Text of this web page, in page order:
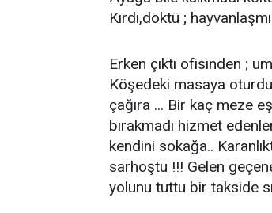
Kırdı,döktü ;
Erken çıktı ofisinden ;
Köşedeki masaya
çağıra ... Bir kaç meze
bırakmadı hizmet
kendini sokağa..
sarhoştu !!! Gelen
yolunu tuttu bir takside